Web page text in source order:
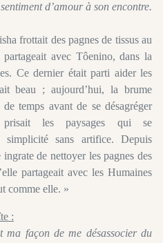
d’amour à son encontre.
frottait des pagnes de tissus au
avec Tôenino, dans la
Ce dernier était parti aider les
beau ; aujourd’hui, la brume
temps avant de se désagréger
prisait les paysages qui se
sans artifice. Depuis
de nettoyer les pagnes des
partageait avec les Humaines
comme elle. »
:
façon de me désassocier du